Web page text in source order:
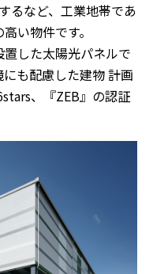
るなど、工業地帯であ
い物件です。
した太陽光パネルで
も配慮した建物 計画
、『ZEB』の認証